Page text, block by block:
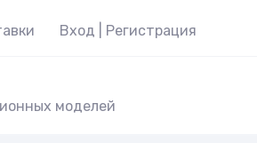
Вход | Регистрация
моделей